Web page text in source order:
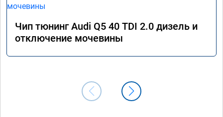
Чип тюнинг Audi Q5 40 TDI 2.0 дизель и
отключение мочевины